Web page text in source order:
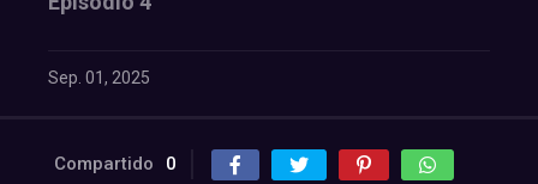
Sep. 01, 2025
Compartido 0